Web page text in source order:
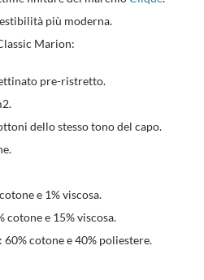
più moderna.
Marion:
pre-ristretto.
dello stesso tono del capo.
e 1% viscosa.
cotone e 15% viscosa.
cotone e 40% poliestere.